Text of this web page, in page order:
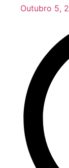
Outubro 5,